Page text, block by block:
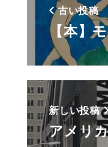
古い投稿
【本】
新しい投稿
アメリ